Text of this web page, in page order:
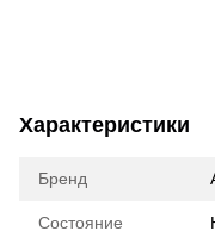
Характеристики
Бренд
Состояние